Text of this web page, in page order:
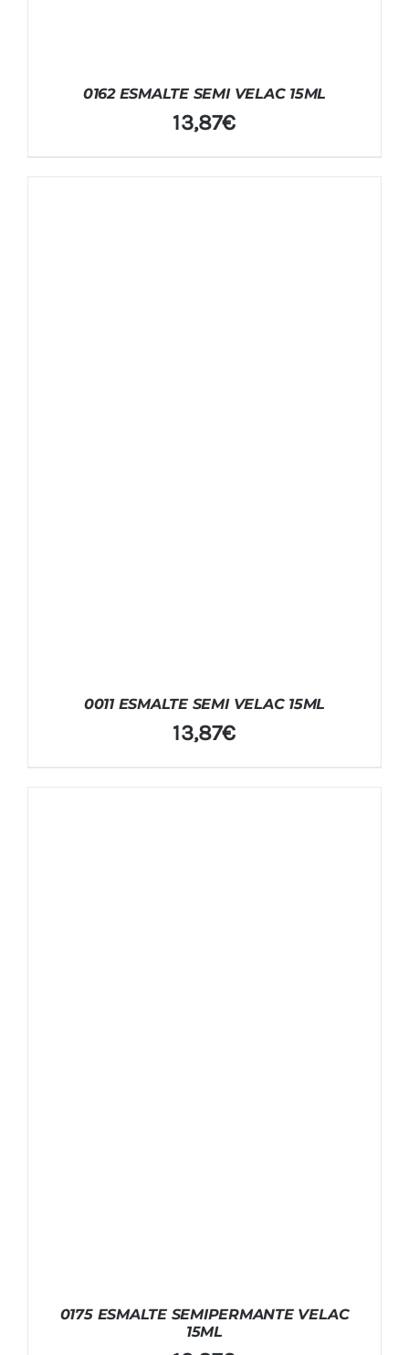
0162 ESMALTE SEMI VELAC 15ML
13,87€
0011 ESMALTE SEMI VELAC 15ML
13,87€
0175 ESMALTE SEMIPERMANTE VELAC
15ML